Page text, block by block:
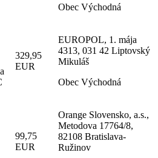
Obec Východná
329,95
EUR
EUROPOL, 1. mája
4313, 031 42 Liptovský
Mikuláš
Obec Východná
99,75
EUR
Orange Slovensko, a.s.,
Metodova 17764/8,
82108 Bratislava-
Ružinov